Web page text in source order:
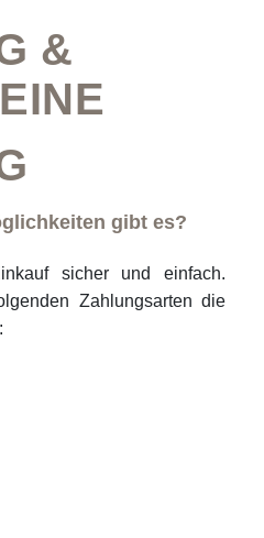
&
gibt es?
sicher und einfach.
Zahlungsarten die